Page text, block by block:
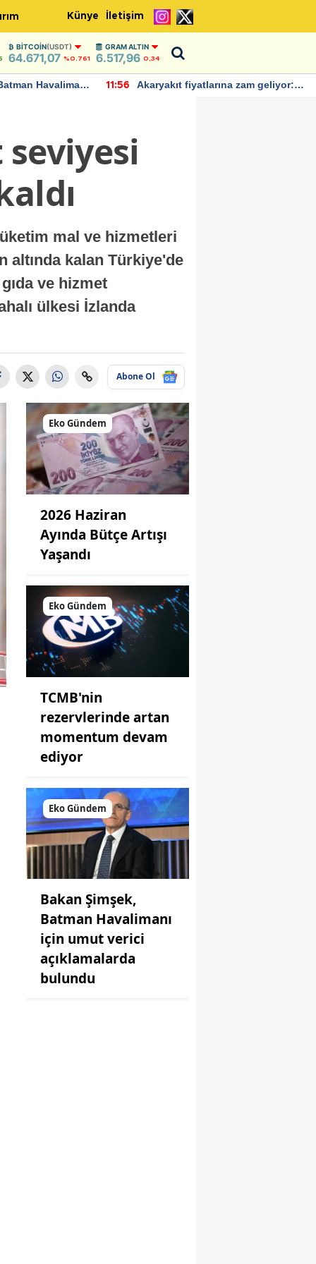
Künye İletişim
BITCOIN(USDT)
64.671,07 %0.761
GRAM ALTIN
6.517,96 0,34
Havalimanı
11:56
Akaryakıt fiyatlarına zam geliyor:
mal ve hizmetleri
altında kalan Türkiye'de
ve hizmet
ülkesi İzlanda
Abone Ol
Eko Gündem
2026 Haziran
Ayında Bütçe Artışı
Yaşandı
Eko Gündem
TCMB'nin
rezervlerinde artan
momentum devam
ediyor
Eko Gündem
Bakan Şimşek,
Batman Havalimanı
için umut verici
açıklamalarda
bulundu